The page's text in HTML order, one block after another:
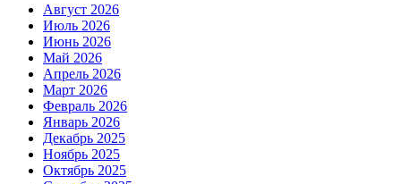
Август 2026
Июль 2026
Июнь 2026
Май 2026
Апрель 2026
Март 2026
Февраль 2026
Январь 2026
Декабрь 2025
Ноябрь 2025
Октябрь 2025